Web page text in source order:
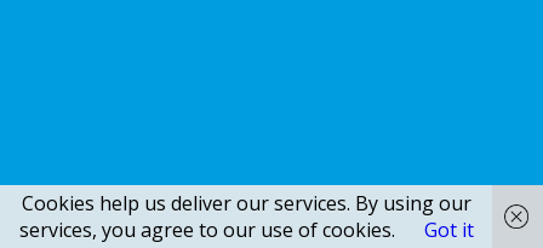
Cookies help us deliver our services. By using our
services, you agree to our use of cookies.
Got it